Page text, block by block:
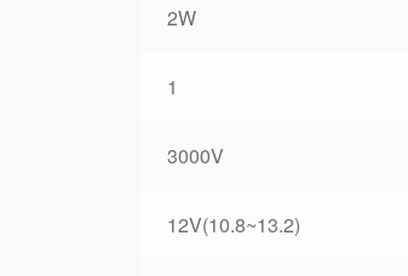
2W
1
3000V
12V(10.8~13.2)